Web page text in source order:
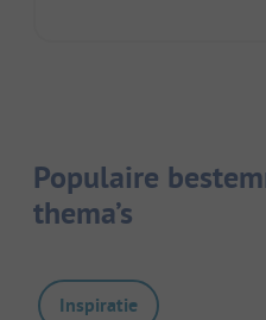
Populaire
thema’s
Inspiratie